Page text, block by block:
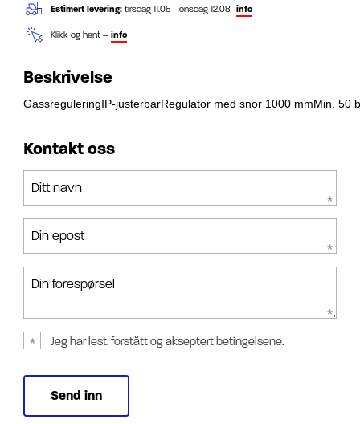
Estimert levering: tirsdag 11.08 - onsdag 12.08 info
Klikk og hent – info
Beskrivelse
GassreguleringIP-justerbarRegulator med snor 1000 mmMin. 50
Kontakt oss
Ditt navn
Din epost
Din forespørsel
Jeg har lest, forstått og akseptert betingelsene.